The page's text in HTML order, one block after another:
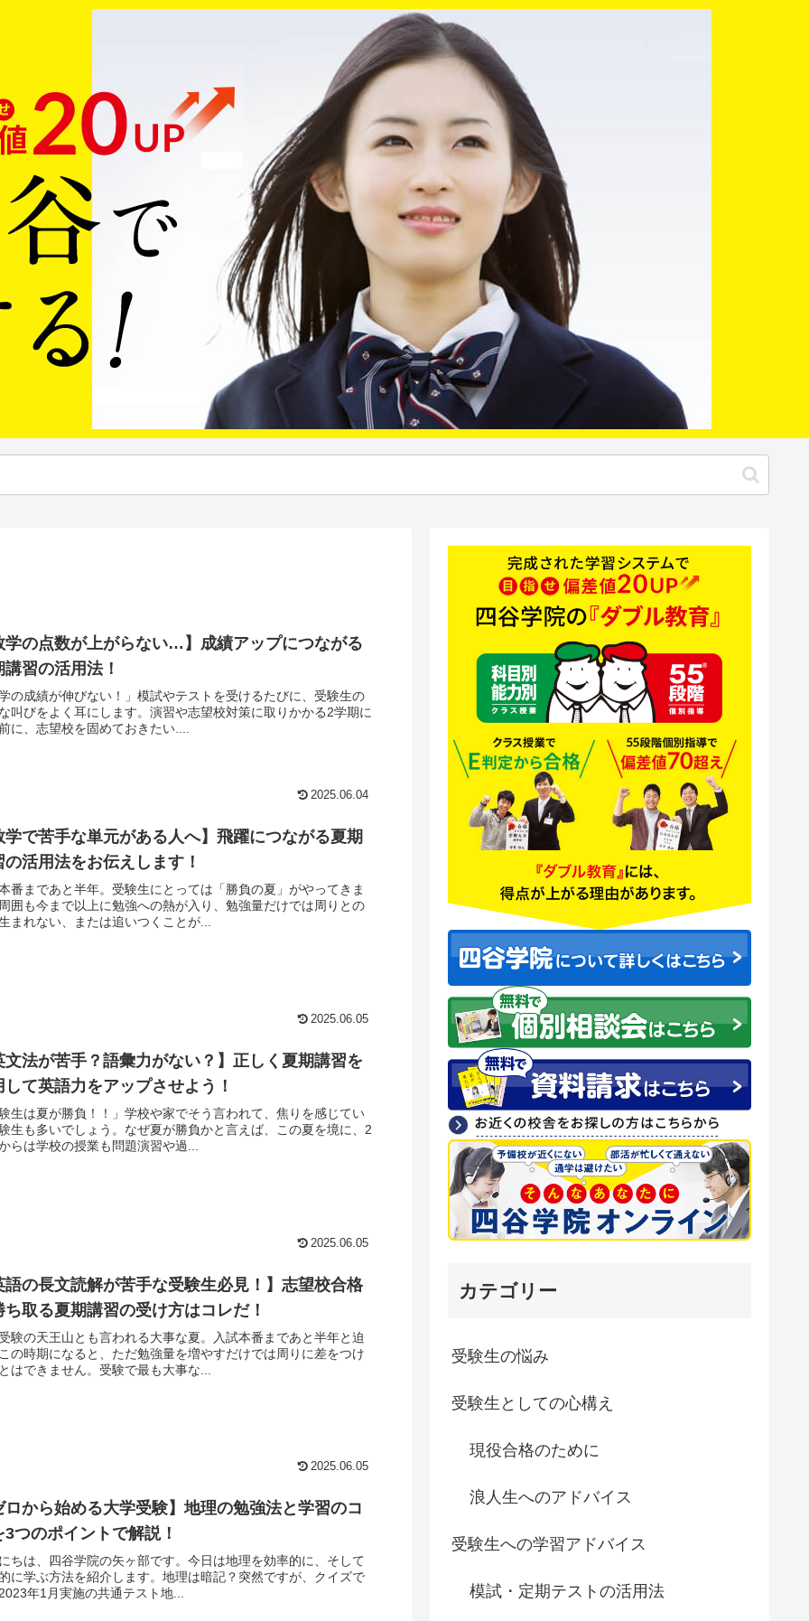
学の点数が上がらない…】成績アップにつながる
講習の活用法！
の成績が伸びない！」模試やテストを受けるたびに、受験生の
叫びをよく耳にします。演習や志望校対策に取りかかる2学期に
に、志望校を固めておきたい....
2025.06.04
学で苦手な単元がある人へ】飛躍につながる夏期
の活用法をお伝えします！
番まであと半年。受験生にとっては「勝負の夏」がやってきま
囲も今まで以上に勉強への熱が入り、勉強量だけでは周りとの
まれない、または追いつくことが...
2025.06.05
文法が苦手？語彙力がない？】正しく夏期講習を
して英語力をアップさせよう！
生は夏が勝負！！」学校や家でそう言われて、焦りを感じてい
生も多いでしょう。なぜ夏が勝負かと言えば、この夏を境に、2
らは学校の授業も問題演習や過...
2025.06.05
語の長文読解が苦手な受験生必見！】志望校合格
ち取る夏期講習の受け方はコレだ！
験の天王山とも言われる大事な夏。入試本番まであと半年と迫
の時期になると、ただ勉強量を増やすだけでは周りに差をつけ
はできません。受験で最も大事な...
2025.06.05
ロから始める大学受験】地理の勉強法と学習のコ
3つのポイントで解説！
ちは、四谷学院の矢ヶ部です。今日は地理を効率的に、そして
に学ぶ方法を紹介します。地理は暗記？突然ですが、クイズで
年1月実施の共通テスト地...
カテゴリー
受験生の悩み
受験生としての心構え
現役合格のために
浪人生へのアドバイス
受験生への学習アドバイス
模試・定期テストの活用法